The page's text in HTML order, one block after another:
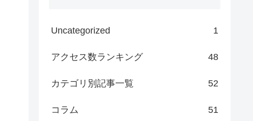
Uncategorized 1
アクセス数ランキング 48
カテゴリ別記事一覧 52
コラム 51